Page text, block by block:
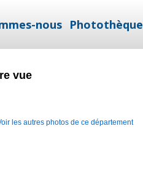
nous Photothèque